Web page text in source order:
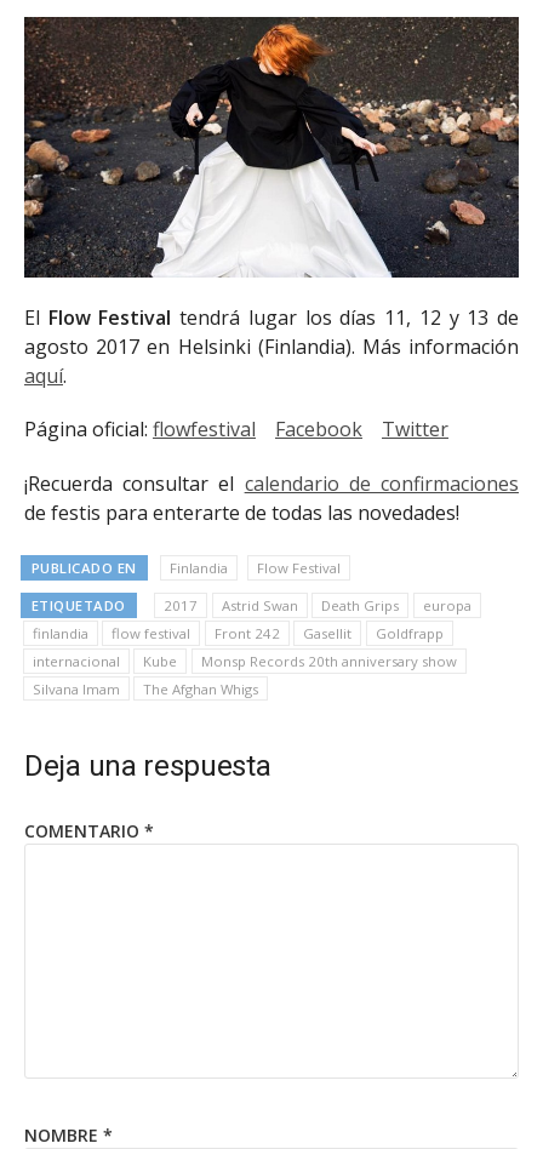
El Flow Festival tendrá lugar los días 11, 12 y 13 de
agosto 2017 en Helsinki (Finlandia). Más información
aquí.
Página oficial: flowfestival Facebook Twitter
¡Recuerda consultar el calendario de confirmaciones
de festis para enterarte de todas las novedades!
PUBLICADO EN Finlandia Flow Festival
ETIQUETADO 2017 Astrid Swan Death Grips
europa
finlandia
flow festival Front 242 Gasellit
Goldfrapp
internacional
Kube
Monsp Records 20th anniversary show
Silvana Imam
The Afghan Whigs
Deja una respuesta
COMENTARIO *
NOMBRE *